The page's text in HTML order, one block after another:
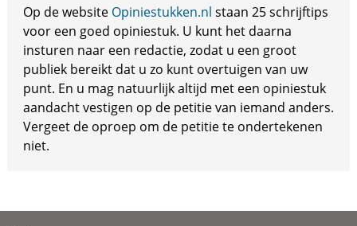
Op de website Opiniestukken.nl staan 25 schrijftips
voor een goed opiniestuk. U kunt het daarna
insturen naar een redactie, zodat u een groot
publiek bereikt dat u zo kunt overtuigen van uw
punt. En u mag natuurlijk altijd met een opiniestuk
aandacht vestigen op de petitie van iemand anders.
Vergeet de oproep om de petitie te ondertekenen
niet.